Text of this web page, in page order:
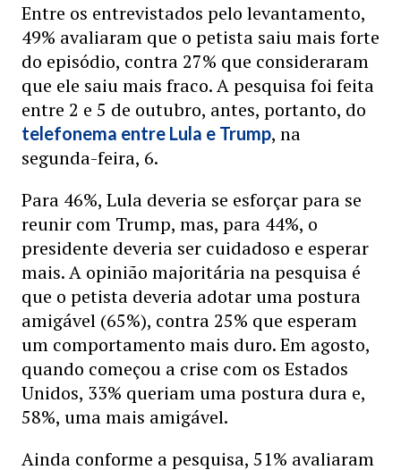
Entre os entrevistados pelo levantamento,
49% avaliaram que o petista saiu mais forte
do episódio, contra 27% que consideraram
que ele saiu mais fraco. A pesquisa foi feita
entre 2 e 5 de outubro, antes, portanto, do
telefonema entre Lula e Trump, na
segunda-feira, 6.
Para 46%, Lula deveria se esforçar para se
reunir com Trump, mas, para 44%, o
presidente deveria ser cuidadoso e esperar
mais. A opinião majoritária na pesquisa é
que o petista deveria adotar uma postura
amigável (65%), contra 25% que esperam
um comportamento mais duro. Em agosto,
quando começou a crise com os Estados
Unidos, 33% queriam uma postura dura e,
58%, uma mais amigável.
Ainda conforme a pesquisa, 51% avaliaram